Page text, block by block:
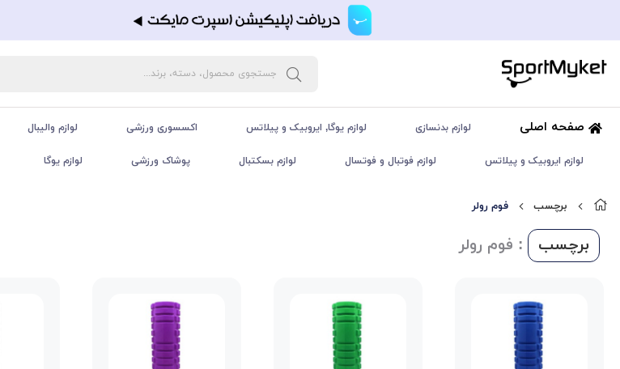
صفحه اصلی لوازم بدنسازی لوازم یوگا, ایروبیک و پیلاتس اکسسوری ورزشی لوازم والیبال
لوازم ایروبیک و پیلاتس لوازم فوتبال و فوتسال لوازم بسکتبال پوشاک ورزشی لوازم یوگا
برچسب فوم رولر
برچسب : فوم رولر